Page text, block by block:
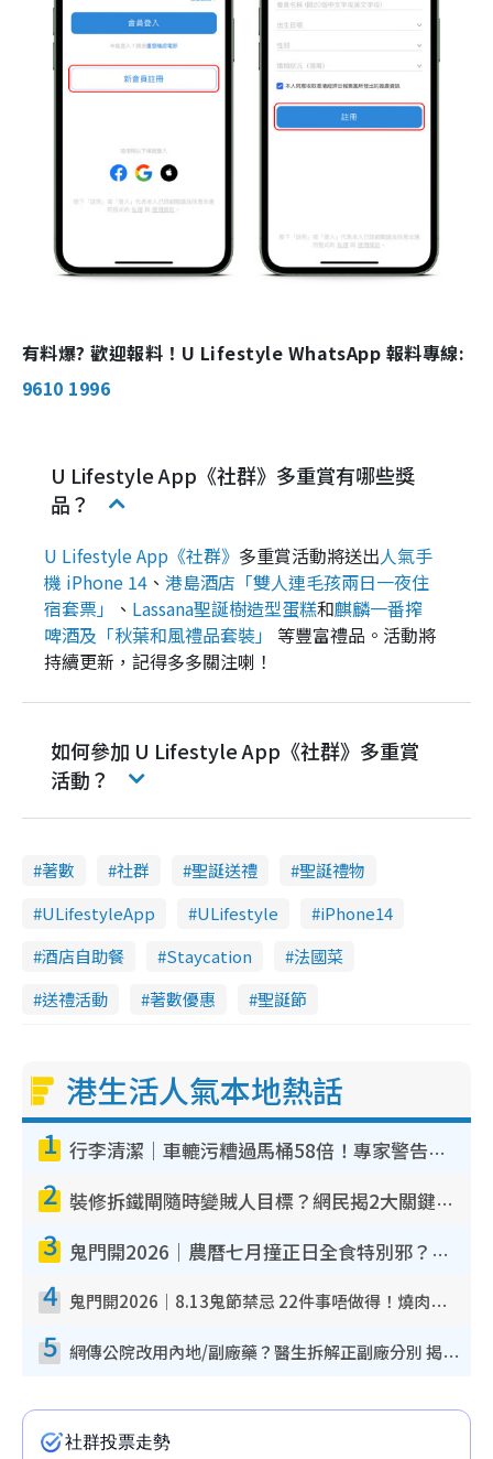
有料爆? 歡迎報料！U Lifestyle WhatsApp 報料專線:
9610 1996
U Lifestyle App《社群》多重賞有哪些獎
品？
U Lifestyle App《社群》 多重賞活動將送出人氣手
機 iPhone 14 、 港島酒店「雙人連毛孩兩日一夜住
宿套票」
、 Lassana聖誕樹造型蛋糕和麒麟一番搾
啤酒及「秋葉和風禮品套裝」 等豐富禮品。活動將
持續更新，記得多多關注喇！
如何參加 U Lifestyle App《社群》多重賞
活動？
著數 社群 聖誕送禮
聖誕禮物
ULifestyleApp
ULifestyle
iPhone14
酒店自助餐
Staycation
法國菜
送禮活動
著數優惠 聖誕節
港生活人氣本地熱話
1 行李清潔｜車轆污糟過馬桶58倍！專家警告忌用酒精抹 教1招免污手除菌
2 裝修拆鐵閘隨時變賊人目標？網民揭2大關鍵用途：裝新式等於白裝？附新舊鐵閘分別
3 鬼門開2026｜農曆七月撞正日全食特別邪？專家警告切忌做一事！揭4大禁忌+2招保平安
4 鬼門開2026｜8.13鬼節禁忌 22件事唔做得！燒肉、刺身要少食？半夜勿吹口哨/打呢個電話
5 網傳公院改用內地/副廠藥？醫生拆解正副廠分別 揭4類人換藥隨時出事